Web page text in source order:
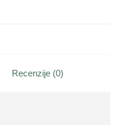
Recenzije (0)